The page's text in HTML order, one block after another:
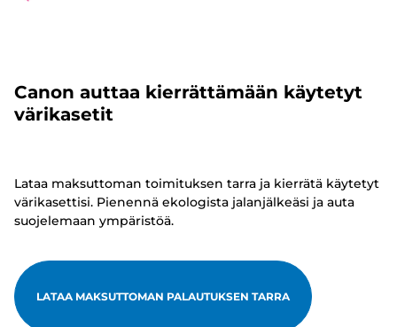
Canon auttaa kierrättämään käytetyt
värikasetit
Lataa maksuttoman toimituksen tarra ja kierrätä käytetyt
värikasettisi. Pienennä ekologista jalanjälkeäsi ja auta
suojelemaan ympäristöä.
LATAA MAKSUTTOMAN PALAUTUKSEN TARRA